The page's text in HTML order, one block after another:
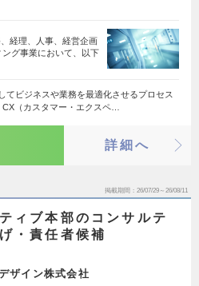
経理、人事、経営企画
グ事業において、以下
てビジネスや業務を最適化させるプロセス
（カスタマー・エクスペ…
詳細へ
掲載期間 26/07/29～26/08/11
ィブ本部のコンサルテ
・責任者候補
ザイン株式会社